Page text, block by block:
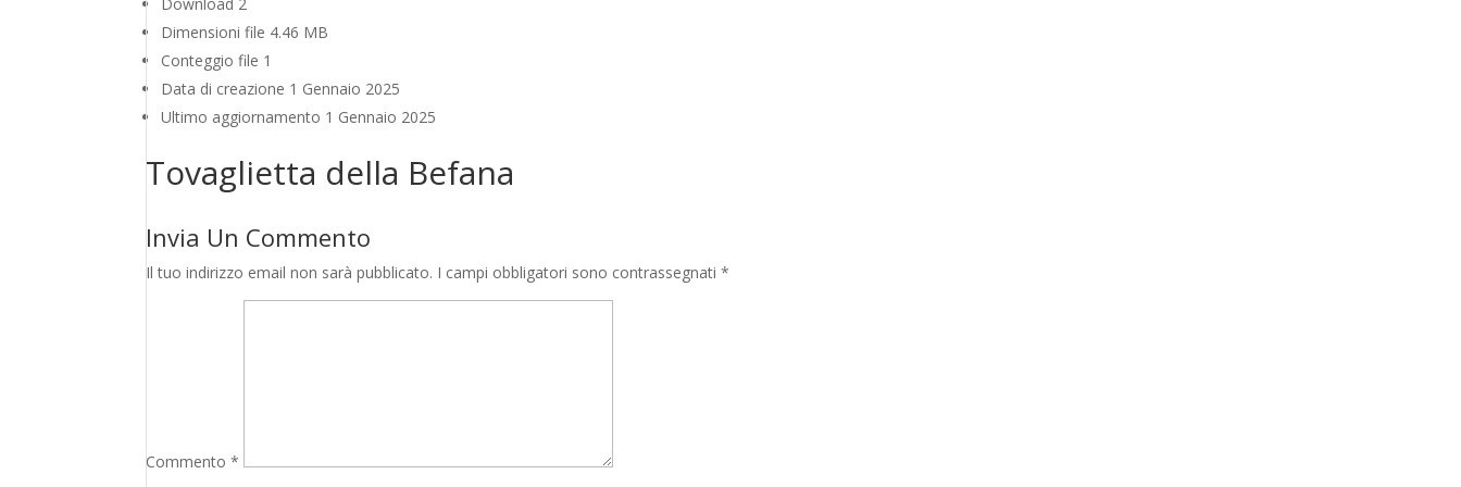
Dimensioni file 4.46 MB
Conteggio file 1
Data di creazione 1 Gennaio 2025
Ultimo aggiornamento 1 Gennaio 2025
Tovaglietta della Befana
Invia Un Commento
Il tuo indirizzo email non sarà pubblicato. I campi obbligatori sono contrassegnati*
Commento*